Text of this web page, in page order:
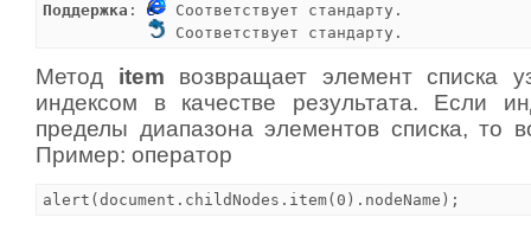
Поддержка :
Соответствует стандарту.
Соответствует стандарту.
Метод item возвращает элемент списка
индексом в качестве результата. Если
пределы диапазона элементов списка, то
Пример: оператор
alert(document.childNodes.item(0).nodeName);